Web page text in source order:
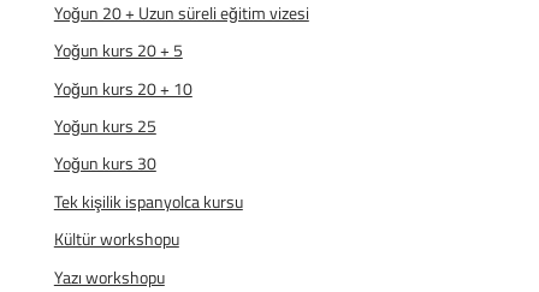
Yoğun 20 + Uzun süreli eğitim vizesi
Yoğun kurs 20 + 5
Yoğun kurs 20 + 10
Yoğun kurs 25
Yoğun kurs 30
Tek kişilik ispanyolca kursu
Kültür workshopu
Yazı workshopu